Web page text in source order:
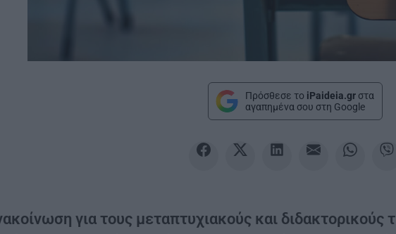
Πρόσθεσε το iPaideia.gr στα
αγαπημένα σου στη Google
για τους μεταπτυχιακούς και διδακτορικούς